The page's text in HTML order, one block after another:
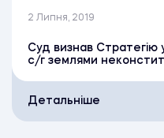
2 Липня, 2019
Суд визнав Стратегію
с/г землями
Детальніше